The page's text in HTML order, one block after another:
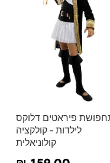
פיראטים דלוקס
לילדות - קולקציה
קולוניאלית